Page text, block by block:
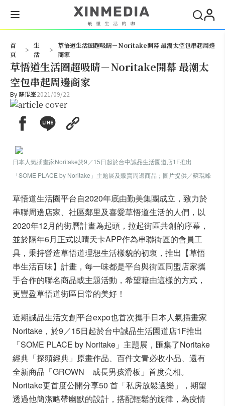
首
頁
>
生
活
>
草悟道生活圈超吸睛－Noritake開幕 最潮太空包串起周邊
商家
草悟道生活圈超吸睛－Noritake開幕 最潮太
空包串起周邊商家
By蘇琨峯2021/09/22
日本人氣插畫家Noritake於9／15日起於台中誠品生活園道店1F推出
「SOME PLACE by Noritake」主題展及販賣周邊商品；圖片提供／蘇琨峰
草悟道生活圈平台自2020年底由勤美集團成立，致力於
串聯周邊店家、社區鄰里及喜愛草悟道生活的人們，以
2020年12月的街曆計畫為起頭，拉起街區共創的序幕，
並於隔年6月正式以晴天卡APP作為串聯街區的會員工
具，秉持營造草悟道理想生活樣貌的初衷，推出【草悟
串生活百味】計畫，每一味都是平台與街區同盟店家攜
手合作的聯名商品或主題活動，希望藉由這樣的方式，
更豐盈草悟道街區日常的美好！
近期誠品生活文創平台expo也首次攜手日本人氣插畫家
Noritake，於9／15日起於台中誠品生活園道店1F推出
「SOME PLACE by Noritake」主題展，匯集了Noritake
經典「探頭經典」原畫作品、百件文青必收小品、還有
全新商品「GROWN 成長男孩滑板」首度亮相。
Noritake更首度公開分享50 首「私房放鬆選樂」，期望
透過他簡潔略帶幽默的設計，搭配輕鬆的旋律，為疫情